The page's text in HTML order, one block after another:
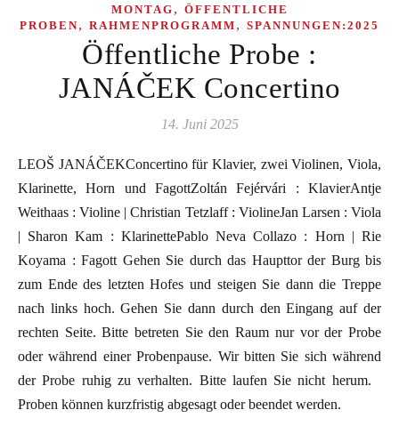
MONTAG , ÖFFENTLICHE
PROBEN, RAHMENPROGRAMM , SPANNUNGEN:2025
Öffentliche Probe :
JANÁČEK Concertino
14. Juni 2025
LEOŠ JANÁČEKConcertino für Klavier, zwei Violinen, Viola,
Klarinette, Horn und FagottZoltán Fejérvári : KlavierAntje
Weithaas : Violine | Christian Tetzlaff : ViolineJan Larsen : Viola
| Sharon Kam : KlarinettePablo Neva Collazo : Horn | Rie
Koyama : Fagott Gehen Sie durch das Haupttor der Burg bis
zum Ende des letzten Hofes und steigen Sie dann die Treppe
nach links hoch. Gehen Sie dann durch den Eingang auf der
rechten Seite. Bitte betreten Sie den Raum nur vor der Probe
oder während einer Probenpause. Wir bitten Sie sich während
der Probe ruhig zu verhalten. Bitte laufen Sie nicht herum.
Proben können kurzfristig abgesagt oder beendet werden.